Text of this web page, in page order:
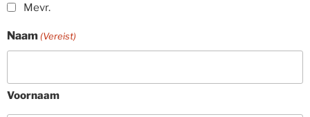
Mevr.
Naam (Vereist)
Voornaam